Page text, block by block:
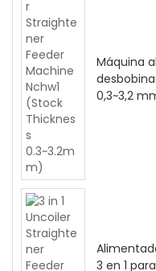
Máquina
0,3~3,2
3 en 1